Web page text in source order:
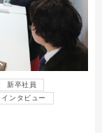
新卒社員
インタビュー